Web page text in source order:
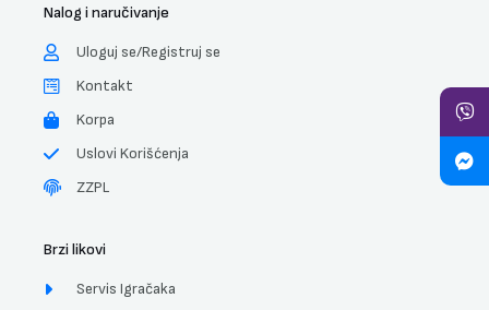
Nalog i naručivanje
Uloguj se/Registruj se
Kontakt
Korpa
Uslovi Korišćenja
ZZPL
Brzi likovi
Servis Igračaka